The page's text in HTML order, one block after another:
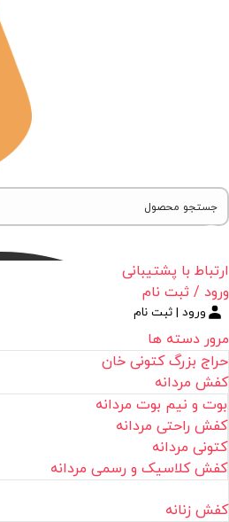
ارتباط با پشتیبانی
ورود / ثبت نام
ورود | ثبت نام
مرور دسته ها
حراج بزرگ کتونی خان
کفش مردانه
بوت و نیم بوت مردانه
کفش راحتی مردانه
کتونی مردانه
کفش کلاسیک و رسمی مردانه
کفش زنانه